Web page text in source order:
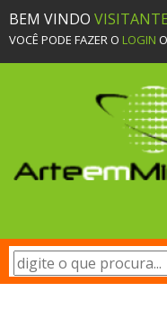
BEM VINDO
VOCÊ PODE FAZER O LOGIN